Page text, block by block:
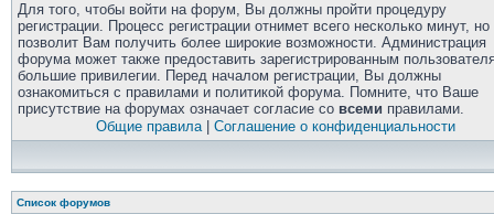
Для того, чтобы войти на форум, Вы должны пройти процедуру
регистрации. Процесс регистрации отнимет всего несколько минут, но
позволит Вам получить более широкие возможности. Администрация
форума может также предоставить зарегистрированным
большие привилегии. Перед началом регистрации, Вы должны
ознакомиться с правилами и политикой форума. Помните, что Ваше
присутствие на форумах означает согласие со всеми правилами.
Общие правила| Соглашение о конфиденциальности
Список форумов